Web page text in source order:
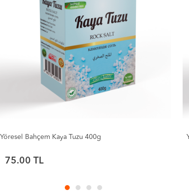
Yöresel Bahçem Kaya Tuzu 400g
75.00 TL